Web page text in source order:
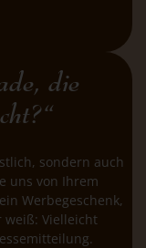
die
sondern auch
uns von Ihrem
Werbegeschenk,
weiß: Vielleicht